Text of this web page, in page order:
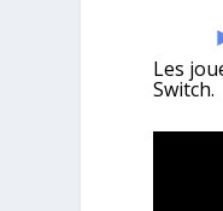
Les
Switch.